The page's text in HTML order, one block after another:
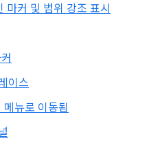
마커 및 범위 강조 표시
이스
뉴로 이동됨